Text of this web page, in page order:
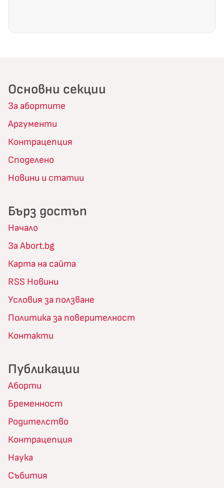
Основни секции
За абортите
Аргументи
Контрацепция
Споделено
Новини и статии
Бърз достъп
Начало
За Abort.bg
Карта на сайта
RSS Новини
Условия за ползване
Политика за поверителност
Контакти
Публикации
Аборти
Бременност
Родителство
Контрацепция
Наука
Събития